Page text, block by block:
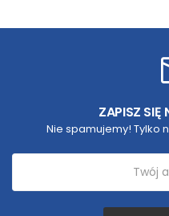
ZAPISZ SIĘ
Nie spamujemy! Tylko